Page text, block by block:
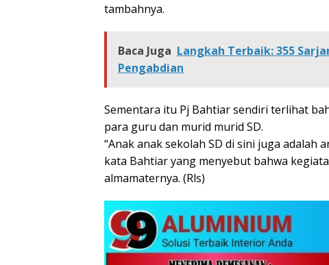
tambahnya.
Baca Juga Langkah Terbaik: 355
Pengabdian
Sementara itu Pj Bahtiar sendiri terlihat
para guru dan murid murid SD.
“Anak anak sekolah SD di sini juga adalah
kata Bahtiar yang menyebut bahwa
almamaternya. (Rls)